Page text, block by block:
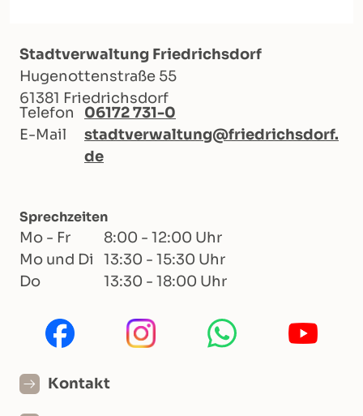
Stadtverwaltung Friedrichsdorf
Hugenottenstraße 55
61381 Friedrichsdorf
Telefon
06172 731-0
E-Mail
stadtverwaltung@friedrichsdorf.
de
Sprechzeiten
Mo - Fr
8:00 - 12:00 Uhr
Mo und Di
13:30 - 15:30 Uhr
Do
13:30 - 18:00 Uhr
Kontakt